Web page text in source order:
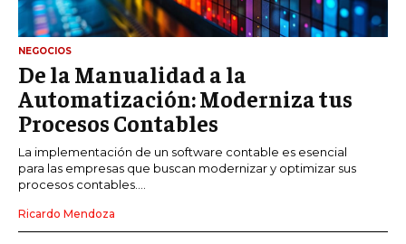
NEGOCIOS
De la Manualidad a la
Automatización: Moderniza tus
Procesos Contables
La implementación de un software contable es esencial
para las empresas que buscan modernizar y optimizar sus
procesos contables....
Ricardo Mendoza